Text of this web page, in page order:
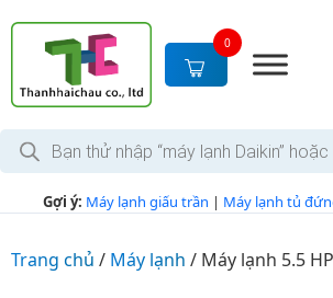
c
0
T
m
i Gợi ý: Máy lạnh giấu trần | Máy lạnh tủ
Trang chủ / Máy lạnh / Máy lạnh 5.5